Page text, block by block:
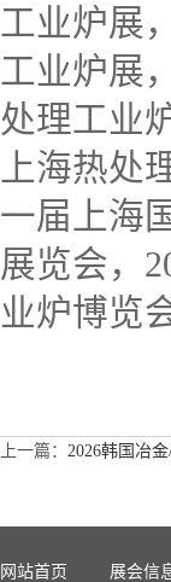
工业炉展
工业炉展
处理工业
上海热处
一届上海
展览会，
业炉博览
上一篇： 2026韩国冶
网站首页 展会信